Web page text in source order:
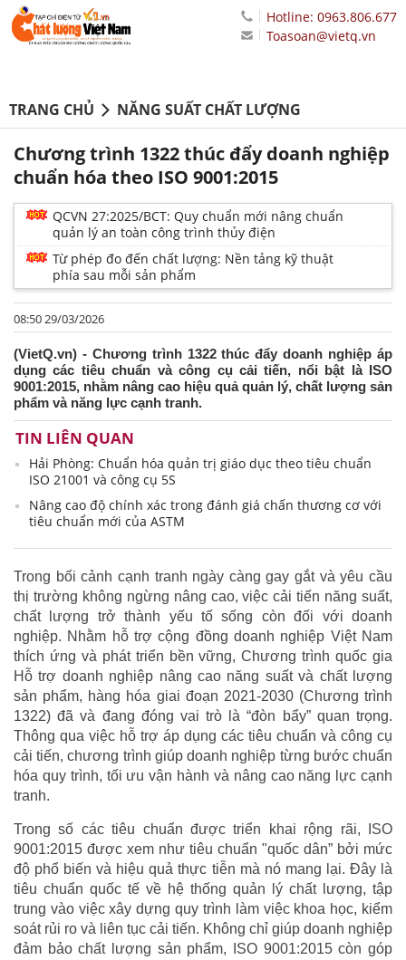
Hotline: 0963.806.677
Toasoan@vietq.vn
TRANG CHỦ NĂNG SUẤT CHẤT LƯỢNG
Chương trình 1322 thúc đẩy doanh nghiệp
chuẩn hóa theo ISO 9001:2015
QCVN 27:2025/BCT: Quy chuẩn mới nâng chuẩn
quản lý an toàn công trình thủy điện
Từ phép đo đến chất lượng: Nền tảng kỹ thuật
phía sau mỗi sản phẩm
08:50 29/03/2026
(VietQ.vn) - Chương trình 1322 thúc đẩy doanh nghiệp áp
dụng các tiêu chuẩn và công cụ cải tiến, nổi bật là ISO
9001:2015, nhằm nâng cao hiệu quả quản lý, chất lượng sản
phẩm và năng lực cạnh tranh.
TIN LIÊN QUAN
Hải Phòng: Chuẩn hóa quản trị giáo dục theo tiêu chuẩn
ISO 21001 và công cụ 5S
Nâng cao độ chính xác trong đánh giá chấn thương cơ với
tiêu chuẩn mới của ASTM
Trong bối cảnh cạnh tranh ngày càng gay gắt và yêu cầu
thị trường không ngừng nâng cao, việc cải tiến năng suất,
chất lượng trở thành yếu tố sống còn đối với doanh
nghiệp. Nhằm hỗ trợ cộng đồng doanh nghiệp Việt Nam
thích ứng và phát triển bền vững, Chương trình quốc gia
Hỗ trợ doanh nghiệp nâng cao năng suất và chất lượng
sản phẩm, hàng hóa giai đoạn 2021-2030 (Chương trình
1322) đã và đang đóng vai trò là “đòn bẩy” quan trọng.
Thông qua việc hỗ trợ áp dụng các tiêu chuẩn và công cụ
cải tiến, chương trình giúp doanh nghiệp từng bước chuẩn
hóa quy trình, tối ưu vận hành và nâng cao năng lực cạnh
tranh.
Trong số các tiêu chuẩn được triển khai rộng rãi, ISO
9001:2015 được xem như tiêu chuẩn "quốc dân” bởi mức
độ phổ biến và hiệu quả thực tiễn mà nó mang lại. Đây là
tiêu chuẩn quốc tế về hệ thống quản lý chất lượng, tập
trung vào việc xây dựng quy trình làm việc khoa học, kiểm
soát rủi ro và liên tục cải tiến. Không chỉ giúp doanh nghiệp
đảm bảo chất lượng sản phẩm, ISO 9001:2015 còn góp